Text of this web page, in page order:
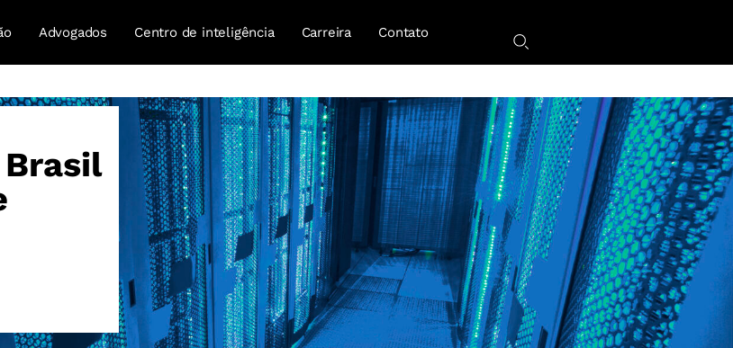
Advogados Centro de inteligência Carreira Contato
Brasil